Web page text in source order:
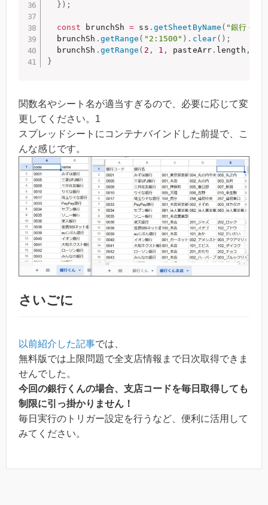
} ) ;
const brunchSh = ss . getSheetByName ( "銀行くん
  brunchSh
. getRange ( "2:1500" ) . clear( ) ;
  brunchSh
. getRange ( 2 , 1 , pasteArr. length ,
}
関数名やシート名が適当すぎるので、必要に応じて変
更してください。1
スプレッドシートにコンテナバインドした前提で、こ
んな感じです。
さいごに
以前紹介した記事では、
無料版では上限問題で全支店情報まで日次取得できま
せんでした。
今回の銀行くんの場合、支店コードを毎日取得しても
制限に引っ掛かりません！
毎日実行のトリガー設定を行うなど、便利に活用して
みてください。